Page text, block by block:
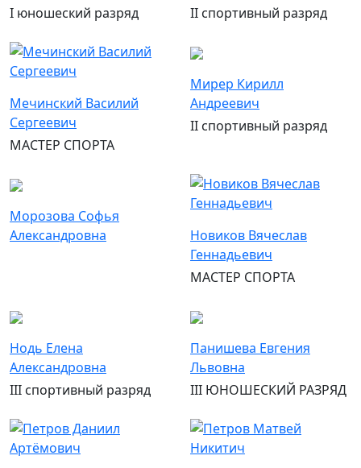
I юношеский разряд
II спортивный разряд
Мечинский Василий
Сергеевич
МАСТЕР СПОРТА
Мирер Кирилл
Андреевич
II спортивный разряд
Морозова Софья
Александровна
Новиков Вячеслав
Геннадьевич
МАСТЕР СПОРТА
Нодь Елена
Александровна
III спортивный разряд
Панишева Евгения
Львовна
III ЮНОШЕСКИЙ РАЗРЯД